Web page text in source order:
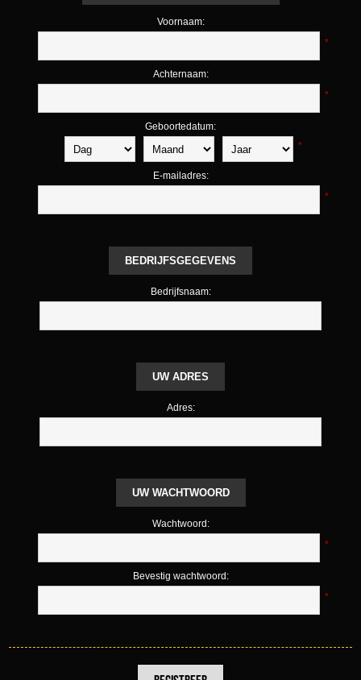
Voornaam:
*
Achternaam:
*
Geboortedatum:
*
E-mailadres:
*
BEDRIJFSGEGEVENS
Bedrijfsnaam:
UW ADRES
Adres:
UW WACHTWOORD
Wachtwoord:
*
Bevestig wachtwoord:
*